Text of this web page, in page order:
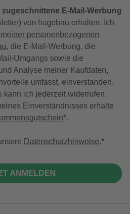
zugeschnittene E-Mail-Werbung
von hagebau erhalten. Ich
personenbezogenen
, die E-Mail-Werbung, die
Umgangs sowie die
Analyse meiner Kaufdaten,
umfasst, einverstanden.
kann ich jederzeit widerrufen.
Einverständnisses erhalte
*.
Datenschutzhinweise.
ANMELDEN